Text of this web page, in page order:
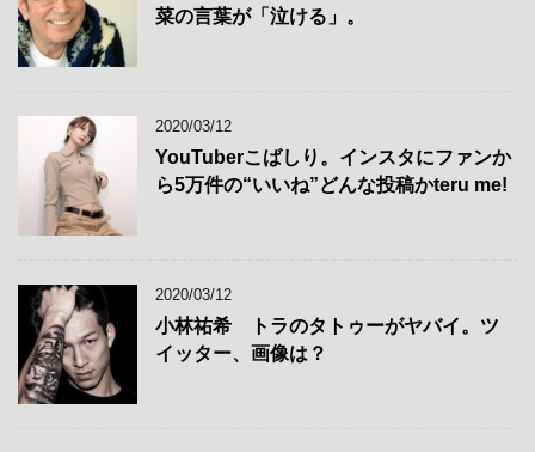
菜の言葉が「泣ける」。
2020/03/12
YouTuberこばしり。インスタにファンか
ら5万件の“いいね”どんな投稿かteru me!
2020/03/12
小林祐希 トラのタトゥーがヤバイ。ツ
イッター、画像は？